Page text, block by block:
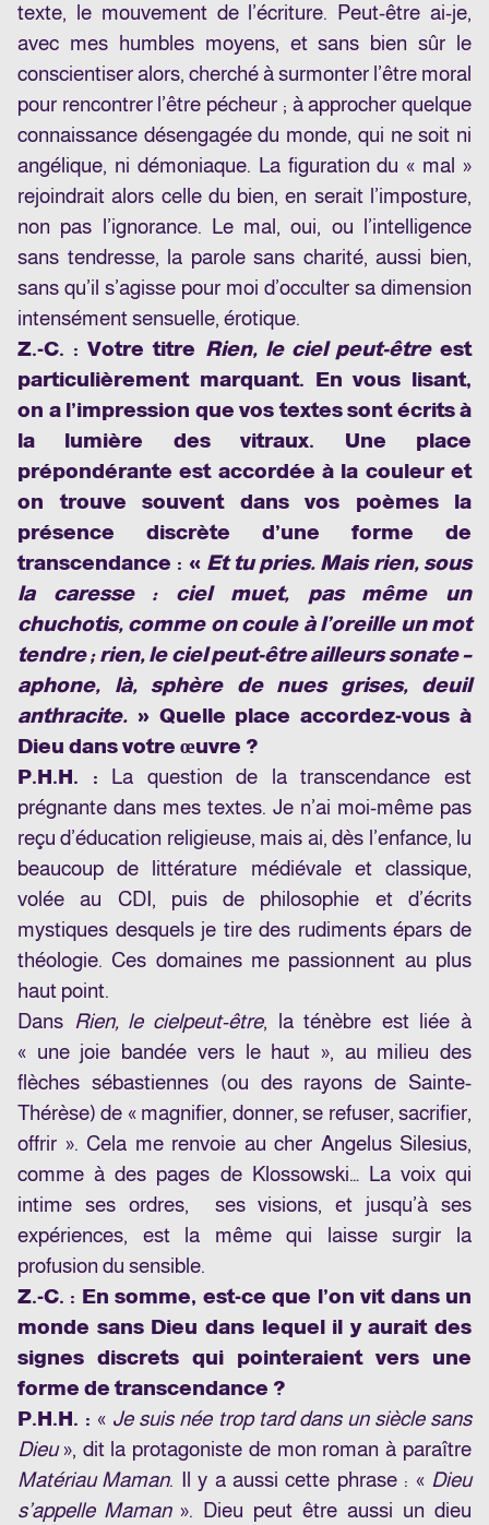
texte, le mouvement de l’écriture. Peut-être ai-je,
avec mes humbles moyens, et sans bien sûr le
conscientiser alors, cherché à surmonter l’être moral
pour rencontrer l’être pécheur ; à approcher quelque
connaissance désengagée du monde, qui ne soit ni
angélique, ni démoniaque. La figuration du « mal »
rejoindrait alors celle du bien, en serait l’imposture,
non pas l’ignorance. Le mal, oui, ou l’intelligence
sans tendresse, la parole sans charité, aussi bien,
sans qu’il s’agisse pour moi d’occulter sa dimension
intensément sensuelle, érotique.
Z.-C. : Votre titre Rien, le ciel peut-êtreest
particulièrement marquant. En vous lisant,
on a l’impression que vos textes sont écrits à
la lumière des vitraux. Une place
prépondérante est accordée à la couleur et
on trouve souvent dans vos poèmes la
présence discrète d’une forme de
transcendance : « Et tu pries. Mais rien, sous
la caresse : ciel muet, pas même un
chuchotis, comme on coule à l’oreille un mot
tendre ; rien, le ciel peut-être ailleurs sonate –
aphone, là, sphère de nues grises, deuil
anthracite. » Quelle place accordez-vous à
Dieu dans votre œuvre ?
P.H.H. : La question de la transcendance est
prégnante dans mes textes. Je n’ai moi-même pas
reçu d’éducation religieuse, mais ai, dès l’enfance, lu
beaucoup de littérature médiévale et classique,
volée au CDI, puis de philosophie et d’écrits
mystiques desquels je tire des rudiments épars de
théologie. Ces domaines me passionnent au plus
haut point.
Dans Rien, le cielpeut-être, la ténèbre est liée à
« une joie bandée vers le haut », au milieu des
flèches sébastiennes (ou des rayons de Sainte-
Thérèse) de « magnifier, donner, se refuser, sacrifier,
offrir ». Cela me renvoie au cher Angelus Silesius,
comme à des pages de Klossowski… La voix qui
intime ses ordres, ses visions, et jusqu’à ses
expériences, est la même qui laisse surgir la
profusion du sensible.
Z.-C. : En somme, est-ce que l’on vit dans un
monde sans Dieu dans lequel il y aurait des
signes discrets qui pointeraient vers une
forme de transcendance ?
P.H.H. : « Je suis née trop tard dans un siècle sans
Dieu», dit la protagoniste de mon roman à paraître
Matériau Maman. Il y a aussi cette phrase : « Dieu
s’appelle Maman ». Dieu peut être aussi un dieu